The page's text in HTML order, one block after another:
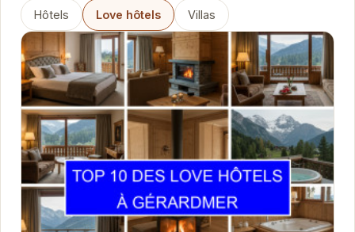
Hôtels Love hôtels Villas